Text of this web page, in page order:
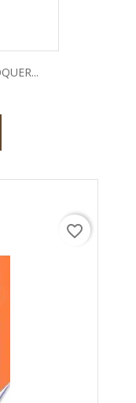
favorite_border